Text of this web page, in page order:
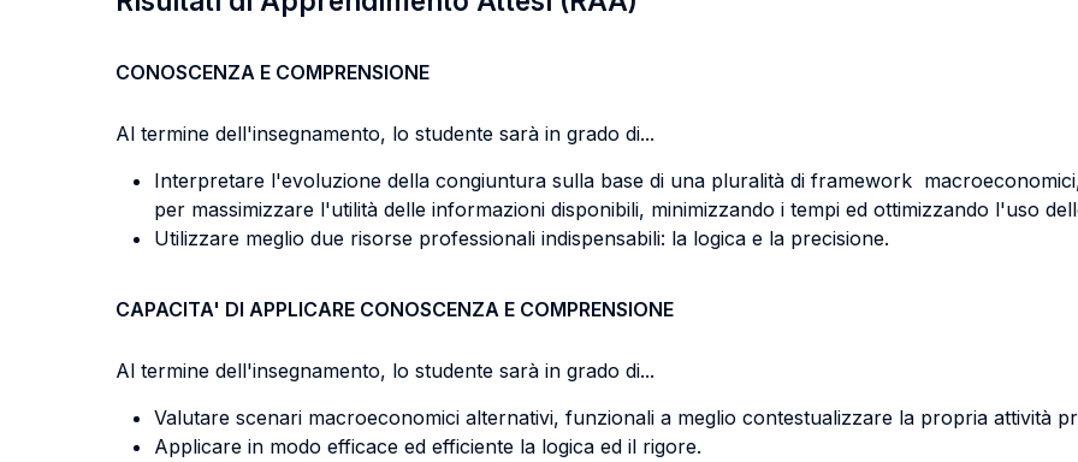
CONOSCENZA E COMPRENSIONE
Al termine dell'insegnamento, lo studente sarà in grado di...
Interpretare l'evoluzione della congiuntura sulla base di una pluralità di framework
per massimizzare l'utilità delle informazioni disponibili, minimizzando i tempi ed ottimizzando l'uso
Utilizzare meglio due risorse professionali indispensabili: la logica e la precisione.
CAPACITA' DI APPLICARE CONOSCENZA E COMPRENSIONE
Al termine dell'insegnamento, lo studente sarà in grado di...
Valutare scenari macroeconomici alternativi, funzionali a meglio contestualizzare la propria attività
Applicare in modo efficace ed efficiente la logica ed il rigore.